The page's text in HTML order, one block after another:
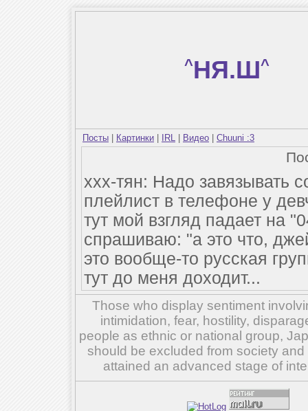
^НЯ.Ш^
Посты Картинки IRL Видео Chuuni :3
ххх-тян: Надо завязывать
плейлист в телефоне у
тут мой взгляд падает на
спрашиваю: "а это что,
это вообще-то русская
тут до меня доходит...
Those who display sentiment
intimidation, fear, hostility,
people as ethnic or national group,
should be excluded from society
attained an advanced stage of